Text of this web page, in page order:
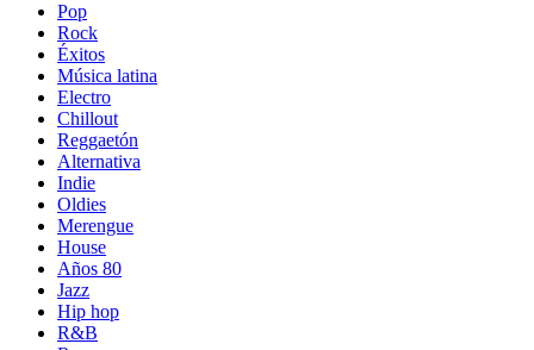
Pop
Rock
Éxitos
Música latina
Electro
Chillout
Reggaetón
Alternativa
Indie
Oldies
Merengue
House
Años 80
Jazz
Hip hop
R&B